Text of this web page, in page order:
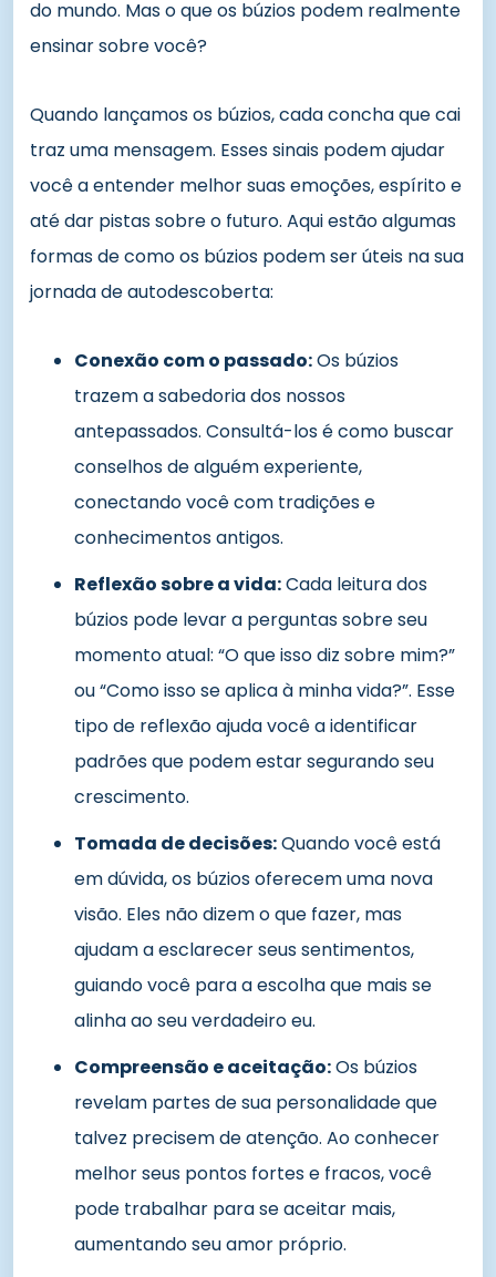
do mundo. Mas o que os búzios podem realmente
ensinar sobre você?
Quando lançamos os búzios, cada concha que cai
traz uma mensagem. Esses sinais podem ajudar
você a entender melhor suas emoções, espírito e
até dar pistas sobre o futuro. Aqui estão algumas
formas de como os búzios podem ser úteis na sua
jornada de autodescoberta:
Conexão com o passado:Os búzios
trazem a sabedoria dos nossos
antepassados. Consultá-los é como buscar
conselhos de alguém experiente,
conectando você com tradições e
conhecimentos antigos.
Reflexão sobre a vida:Cada leitura dos
búzios pode levar a perguntas sobre seu
momento atual: “O que isso diz sobre mim?”
ou “Como isso se aplica à minha vida?”. Esse
tipo de reflexão ajuda você a identificar
padrões que podem estar segurando seu
crescimento.
Tomada de decisões:Quando você está
em dúvida, os búzios oferecem uma nova
visão. Eles não dizem o que fazer, mas
ajudam a esclarecer seus sentimentos,
guiando você para a escolha que mais se
alinha ao seu verdadeiro eu.
Compreensão e aceitação:Os búzios
revelam partes de sua personalidade que
talvez precisem de atenção. Ao conhecer
melhor seus pontos fortes e fracos, você
pode trabalhar para se aceitar mais,
aumentando seu amor próprio.